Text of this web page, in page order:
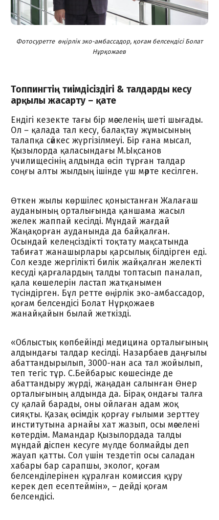
Фотосуретте өңірлік эко-амбассадор, қоғам белсендісі Болат
Нұрқожаев
Топпингтің тиімдісіздігі & талдарды кесу
арқылы жасарту – қате
Ендігі кезекте тағы бір мәселенің шеті шығады.
Ол – қалада тал кесу, балақтау жұмысының
талапқа сәйкес жүргізілмеуі. Бір ғана мысал,
Қызылорда қаласындағы М.Ықсанов
училищесінің алдында өсіп тұрған талдар
соңғы алты жылдың ішінде үш мәрте кесілген.
Өткен жылы көршілес қоныстанған Жалағаш
ауданының орталығында қаншама жасыл
желек жаппай кесілді. Мұндай жағдай
Жаңақорған ауданында да байқалған.
Осындай келеңсіздікті тоқтату мақсатында
табиғат жанашырлары қарсылық білдірген еді.
Сол кезде жергілікті билік жайқалған желекті
кесуді қарғалардың талды топтасып паналап,
қала көшелерін ластап жатқанымен
түсіндірген. Бұл ретте өңірлік эко-амбассадор,
қоғам белсендісі Болат Нұрқожаев
жанайқайын былай жеткізді.
«Облыстық көпбейінді медицина орталығының
алдындағы талдар кесілді. Назарбаев даңғылы
абаттандырылып, 3000-нан аса тал жойылып,
теп тегіс тұр. С.Бейбарыс көшесінде де
абаттандыру жүрді, жаңадан салынған Өнер
орталығының алдында да. Бірақ ондағы талға
су қалай барады, оны ойлаған адам жоқ
сияқты. Қазақ өсімдік қорғау ғылыми зерттеу
институтына арнайы хат жазып, осы мәселені
көтердім. Мамандар Қызылордада талды
мұндай әдіспен кесуге мүлде болмайды деп
жауап қатты. Сол үшін тездетіп осы саладан
хабары бар сарапшы, эколог, қоғам
белсенділерінен құралған комиссия құру
керек деп есептеймін», – дейді қоғам
белсендісі.